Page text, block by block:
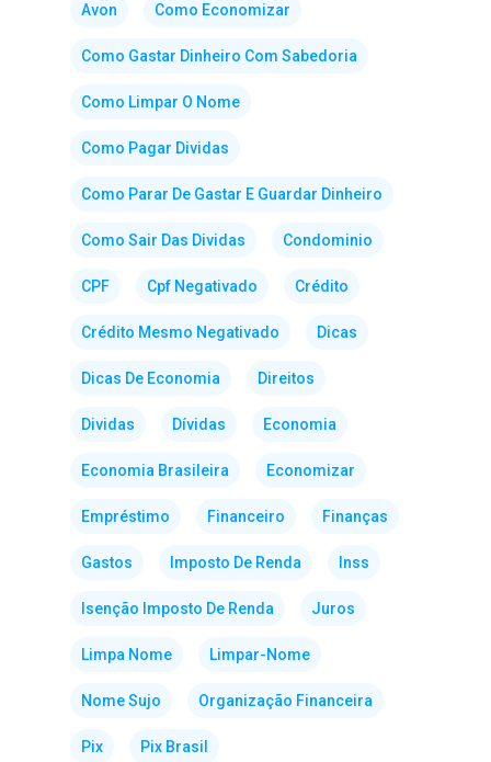
Avon Como Economizar
Como Gastar Dinheiro Com Sabedoria
Como Limpar O Nome
Como Pagar Dividas
Como Parar De Gastar E Guardar Dinheiro
Como Sair Das Dividas Condominio
CPF Cpf Negativado Crédito
Crédito Mesmo Negativado Dicas
Dicas De Economia Direitos
Dividas Dívidas Economia
Economia Brasileira Economizar
Empréstimo Financeiro Finanças
Gastos Imposto De Renda Inss
Isenção Imposto De Renda Juros
Limpa Nome Limpar-Nome
Nome Sujo Organização Financeira
Pix Pix Brasil